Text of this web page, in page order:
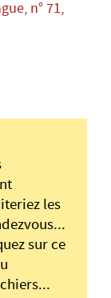
n° 71,
les
sur ce